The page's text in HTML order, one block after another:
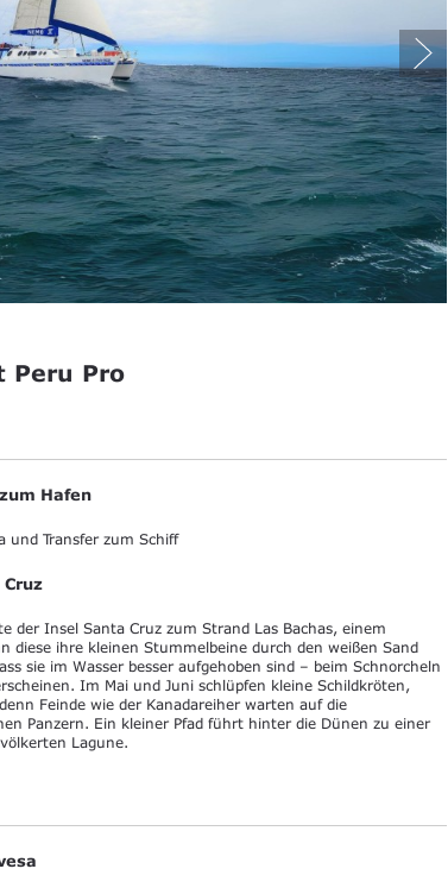
Peru Pro
Hafen
und Transfer zum Schiff
der Insel Santa Cruz zum Strand Las Bachas, einem
diese ihre kleinen Stummelbeine durch den weißen Sand
sie im Wasser besser aufgehoben sind – beim Schnorcheln
Im Mai und Juni schlüpfen kleine Schildkröten,
Feinde wie der Kanadareiher warten auf die
Panzern. Ein kleiner Pfad führt hinter die Dünen zu einer
Lagune.